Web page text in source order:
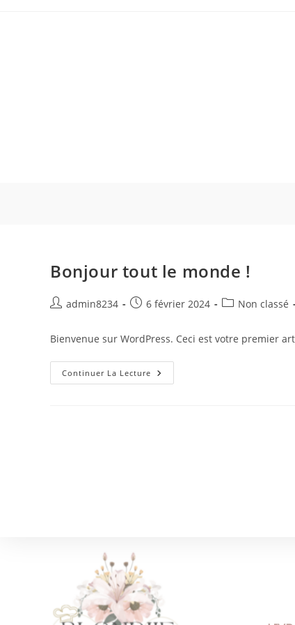
Bonjour tout le monde !
admin8234 6 février 2024 Non classé
Bienvenue sur WordPress. Ceci est votre premier
Continuer La Lecture